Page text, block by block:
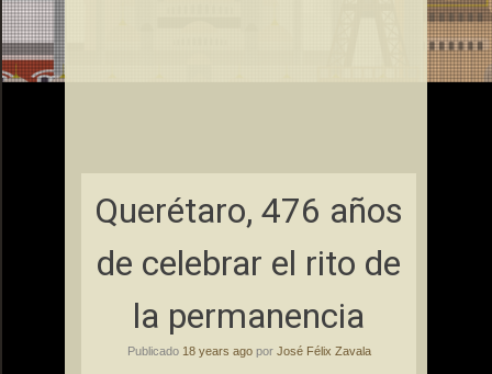
Querétaro, 476 años
de celebrar el rito de
la permanencia
Publicado 18 years agopor José Félix Zavala